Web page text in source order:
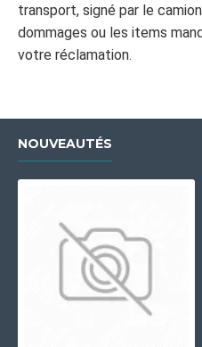
transport, signé par le
dommages ou les items
votre réclamation.
NOUVEAUTÉS